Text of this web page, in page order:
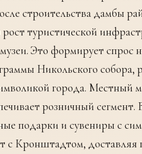
строительства дамбы
туристической
Это формирует
Никольского собора,
города. Местный
розничный сегмент.
подарки и сувениры с
с Кронштадтом,